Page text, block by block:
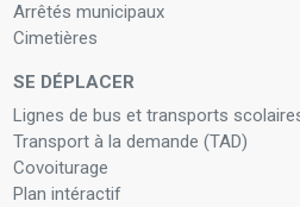
Arrêtés municipaux
Cimetières
SE DÉPLACER
Lignes de bus et transports
Transport à la demande (TAD)
Covoiturage
Plan intéractif